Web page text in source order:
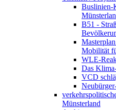
Buslinien-
B51 -
Mobilität
WLE-
Das
VCD
Münsterland